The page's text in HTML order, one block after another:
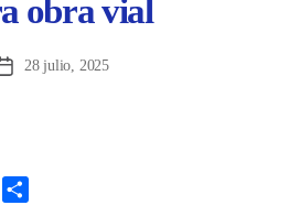
obra vial
Fecha28 julio, 2025